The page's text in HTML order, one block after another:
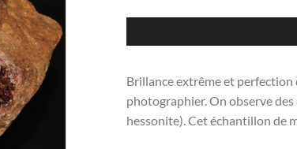
Brillance extrême et perfection
photographier. On observe
hessonite). Cet échantillon de